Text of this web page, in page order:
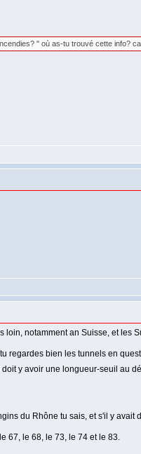
" où as-tu trouvé cette info?
notamment an Suisse, et les
regardes bien les tunnels en
doit y avoir une longueur-seuil au
du Rhône tu sais, et s'il y
67, le 68, le 73, le 74 et le 83.